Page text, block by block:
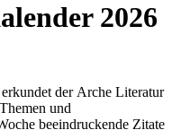
2026
der Arche Literatur
und
beeindruckende Zitate